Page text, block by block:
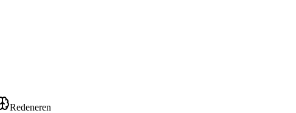
Redeneren